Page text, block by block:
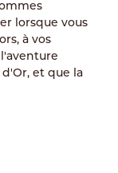
lorsque vous
à vos
et que la